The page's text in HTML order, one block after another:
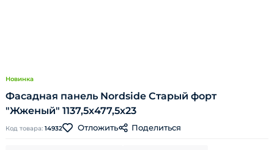
Новинка
Фасадная панель Nordside Старый форт
"Жженый" 1137,5х477,5х23
Код товара: 14932 Отложить Поделиться